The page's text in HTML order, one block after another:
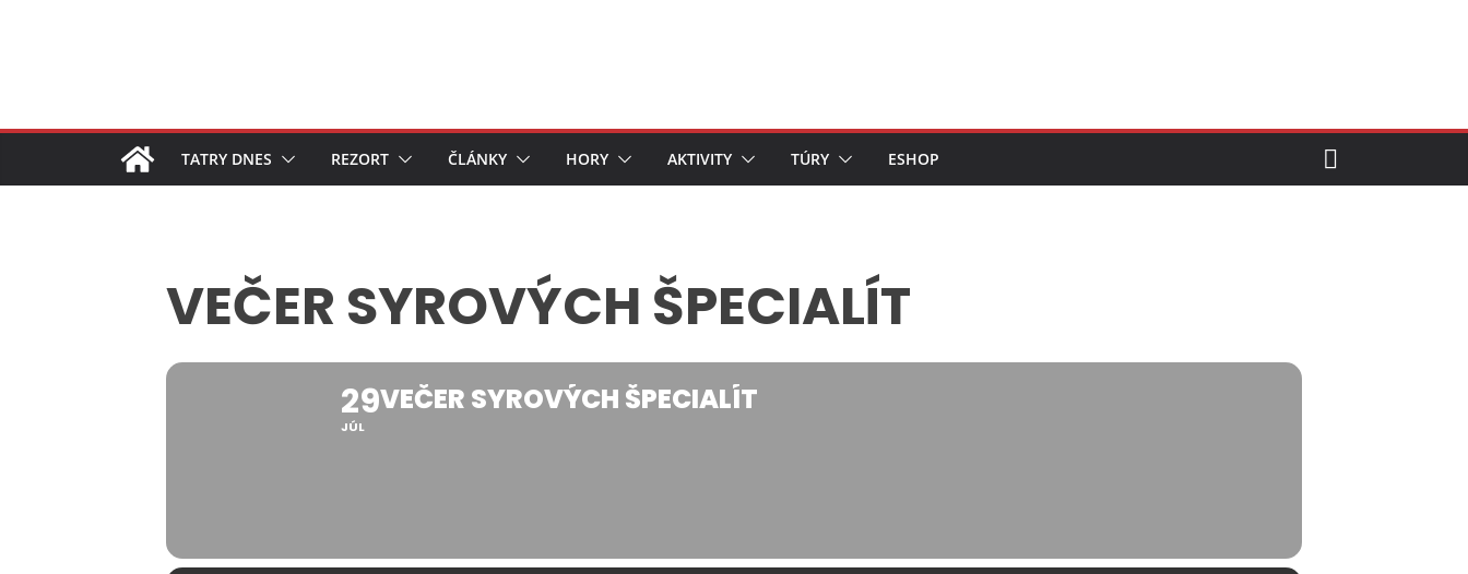
TATRY DNES REZORT ČLÁNKY HORY AKTIVITY TÚRY ESHOP
VEČER SYROVÝCH ŠPECIALÍT
29
JÚL
VEČER SYROVÝCH ŠPECIALÍT